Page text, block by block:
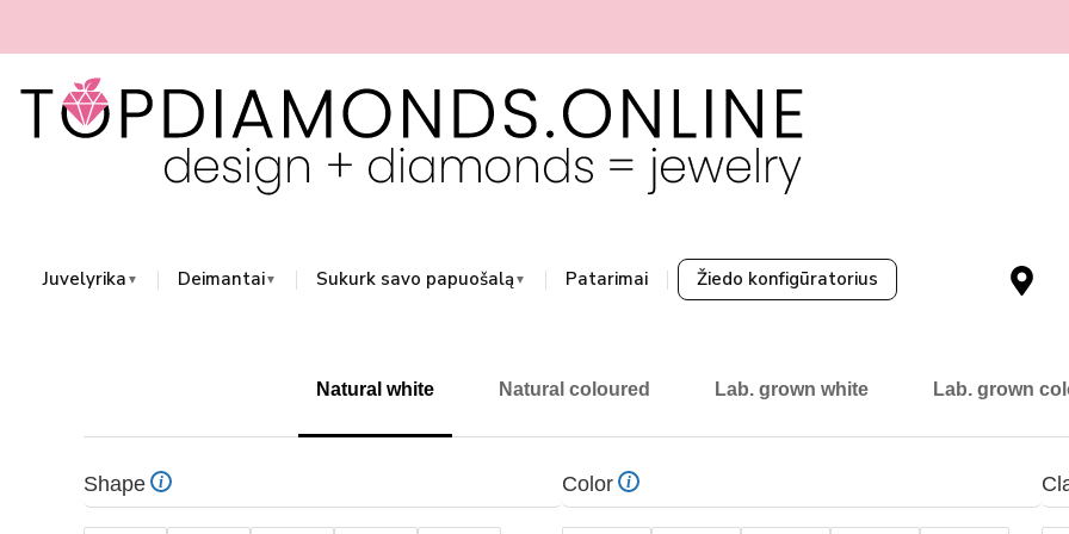
Juvelyrika ▼ Deimantai▼ Sukurk savo papuošalą ▼ Patarimai Žiedo konfigūratorius
M
a
m
r
e
Natural white Natural coloured Lab. grown white Lab. grown
Shape i Color i